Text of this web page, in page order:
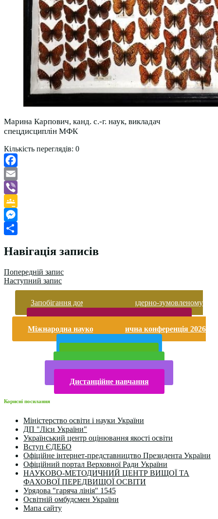
Марина Карпович, канд. с.-г. наук, викладач
спецдисциплін МФК
Кількість переглядів: 0
Facebook
Email
Viber
Google
Classroom
Messenger
Навігація записів
Попередній запис
Наступний запис
Запобігання домашньому та гендерно-зумовленому
Міжнародна науково-практична конференція 2026
Дистанційне навчання
Корисні посилання
Міністерство освіти і науки України
ДП "Ліси України"
Український центр оцінювання якості освіти
Вступ ЄДЕБО
Офіційне інтернет-представництво Президента України
Офіційний портал Верховної Ради України
НАУКОВО-МЕТОДИЧНИЙ ЦЕНТР ВИЩОЇ ТА
ФАХОВОЇ ПЕРЕДВИЩОЇ ОСВІТИ
Урядова "гаряча лінія" 1545
Освітній омбудсмен України
Мапа сайту